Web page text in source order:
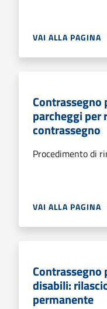
VAI ALLA PAGINA
Contrassegno
parcheggi per
contrassegno
Procedimento di
VAI ALLA PAGINA
Contrassegno
disabili:
permanente